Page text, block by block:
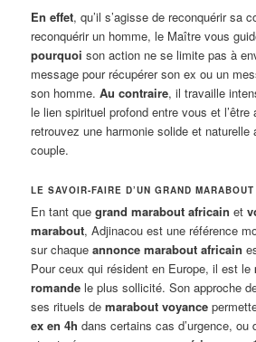
En effet, qu’il s’agisse de reconquérir sa
reconquérir un homme, le Maître vous
pourquoi son action ne se limite pas à
message pour récupérer son ex ou un
son homme.Au contraire, il travaille
le lien spirituel profond entre vous et
retrouvez une harmonie solide et naturelle
couple.
LE SAVOIR-FAIRE D’UN GRAND
En tant quegrand marabout africain et
marabout, Adjinacou est une référence
sur chaqueannonce marabout africain
Pour ceux qui résident en Europe, il est le
romande le plus sollicité. Son approche
ses rituels demarabout voyance
ex en 4h dans certains cas d’urgence, ou